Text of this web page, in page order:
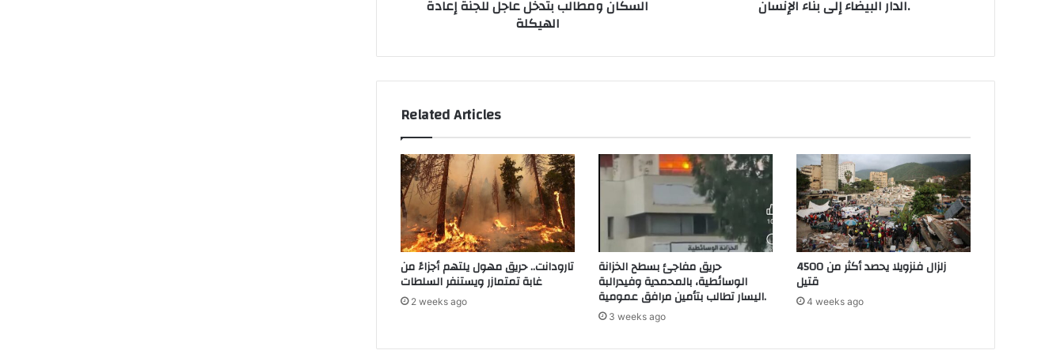
ش
ة
”
ب
س
ي
د
ي
ا
ل
ط
ي
ب
السكان ومطالب بتدخل عاجل للجنة إعادة
الهيكلة
ر
ر
ب
ل
ل
ح
ا
ة
.
.
.
الدار البيضاء إلى بناء الإنسان.
Related Articles
تارودانت.. حريق مهول يلتهم أجزاءً من
غابة تمتمازر ويستنفر السلطات
2 weeks ago
حريق مفاجئ بسطح الخزانة
الوسائطية، بالمحمدية وفيدرالبة
اليسار تطالب بتأمين مرافق عمومية.
3 weeks ago
زلزال فنزويلا يحصد أكثر من 4500
قتيل
4 weeks ago